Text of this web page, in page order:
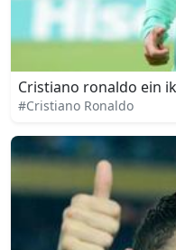
Cristiano ronaldo ein
#Cristiano Ronaldo